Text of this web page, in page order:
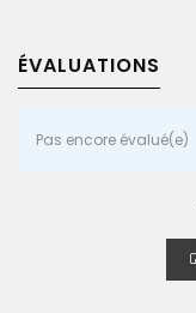
ÉVALUATIONS
Pas encore évalué(e)